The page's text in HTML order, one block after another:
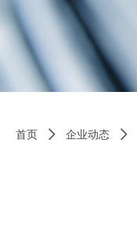
首页 ꄲ 企业动态 ꄲ